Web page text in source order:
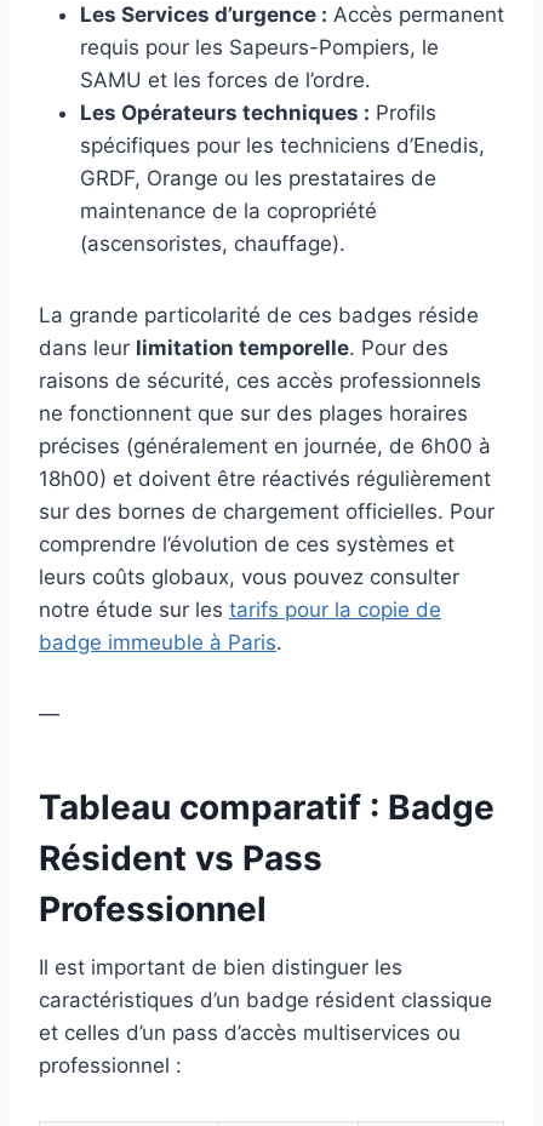
Les Services d’urgence : Accès permanent
requis pour les Sapeurs-Pompiers, le
SAMU et les forces de l’ordre.
Les Opérateurs techniques : Profils
spécifiques pour les techniciens d’Enedis,
GRDF, Orange ou les prestataires de
maintenance de la copropriété
(ascensoristes, chauffage).
La grande particolarité de ces badges réside
dans leur limitation temporelle. Pour des
raisons de sécurité, ces accès professionnels
ne fonctionnent que sur des plages horaires
précises (généralement en journée, de 6h00 à
18h00) et doivent être réactivés régulièrement
sur des bornes de chargement officielles. Pour
comprendre l’évolution de ces systèmes et
leurs coûts globaux, vous pouvez consulter
notre étude sur les tarifs pour la copie de
badge immeuble à Paris.
—
Tableau comparatif : Badge
Résident vs Pass
Professionnel
Il est important de bien distinguer les
caractéristiques d’un badge résident classique
et celles d’un pass d’accès multiservices ou
professionnel :